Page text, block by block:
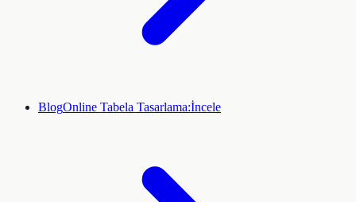
BlogOnline Tabela Tasarlama:İncele